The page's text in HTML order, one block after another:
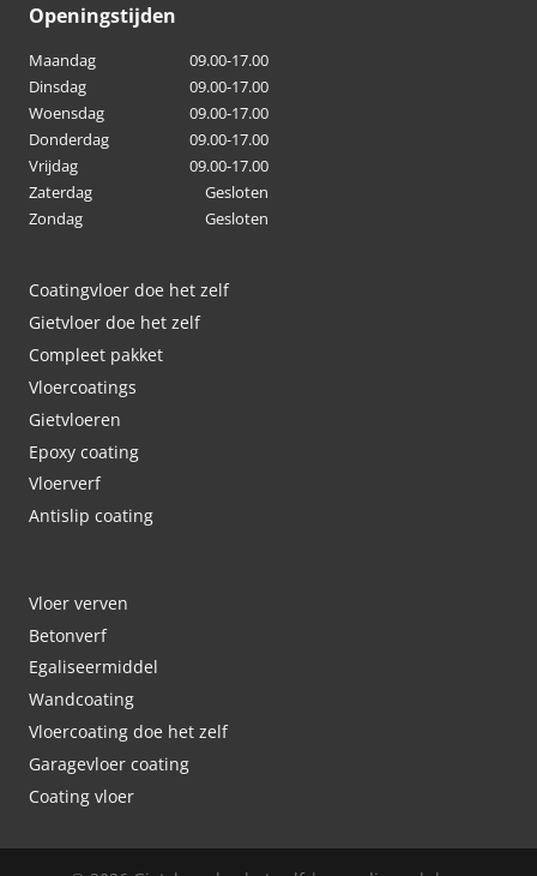
worden
op
de
productpagina
Openingstijden
Maandag
09.00-17.00
Dinsdag
09.00-17.00
Woensdag
09.00-17.00
Donderdag
09.00-17.00
Vrijdag
09.00-17.00
Zaterdag
Gesloten
Zondag
Gesloten
Coatingvloer doe het zelf
Gietvloer doe het zelf
Compleet pakket
Vloercoatings
Gietvloeren
Epoxy coating
Vloerverf
Antislip coating
Vloer verven
Betonverf
Egaliseermiddel
Wandcoating
Vloercoating doe het zelf
Garagevloer coating
Coating vloer